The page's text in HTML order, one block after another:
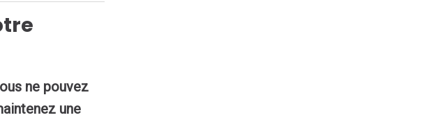
ne pouvez
une